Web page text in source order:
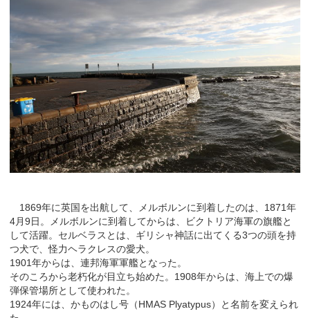
1869年に英国を出航して、メルボルンに到着したのは、1871年
4月9日。メルボルンに到着してからは、ビクトリア海軍の旗艦と
して活躍。セルベラスとは、ギリシャ神話に出てくる3つの頭を持
つ犬で、怪力ヘラクレスの愛犬。
1901年からは、連邦海軍軍艦となった。
そのころから老朽化が目立ち始めた。1908年からは、海上での爆
弾保管場所として使われた。
1924年には、かものはし号（HMAS Plyatypus）と名前を変えられ